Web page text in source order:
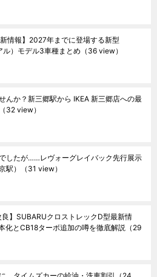
新情報】2027年までに登場する新型
ル）モデル3車種まとめ （36 view）
んか？新三郷駅から IKEA 新三郷店への最
（32 view）
したが……レヴォーグレイバック先行展示
駅）
（31 view）
良】SUBARUクロストレックD型最新情
化とCB18ターボ追加の噂を徹底解説 （29